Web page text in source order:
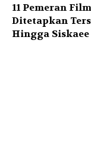
11 Pemeran
Ditetapkan
Hingga Siskaee